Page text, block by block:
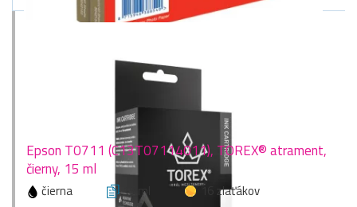
Epson T0711 (C13T07114011), TOREX® atrament,
čierny, 15 ml
čierna 15 ml
16 zlaťákov